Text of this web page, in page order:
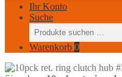
Ihr Konto
Suche
Suchen
nach:
Warenkorb 0